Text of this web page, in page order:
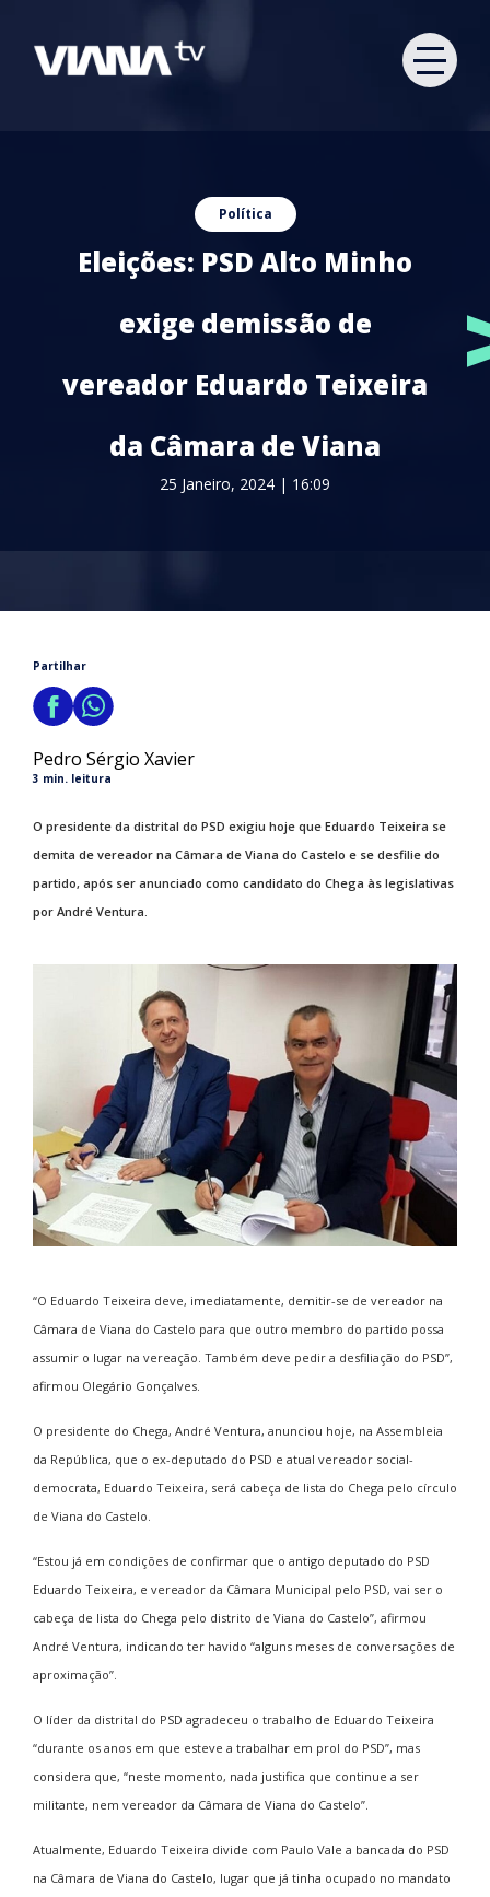
Política
Eleições: PSD Alto Minho
exige demissão de
vereador Eduardo Teixeira
da Câmara de Viana
25 Janeiro, 2024 | 16:09
Partilhar
Pedro Sérgio Xavier
3 min. leitura
O presidente da distrital do PSD exigiu hoje que Eduardo Teixeira se
demita de vereador na Câmara de Viana do Castelo e se desfilie do
partido, após ser anunciado como candidato do Chega às legislativas
por André Ventura.
“O Eduardo Teixeira deve, imediatamente, demitir-se de vereador na
Câmara de Viana do Castelo para que outro membro do partido possa
assumir o lugar na vereação. Também deve pedir a desfiliação do PSD”,
afirmou Olegário Gonçalves.
O presidente do Chega, André Ventura, anunciou hoje, na Assembleia
da República, que o ex-deputado do PSD e atual vereador social-
democrata, Eduardo Teixeira, será cabeça de lista do Chega pelo círculo
de Viana do Castelo.
“Estou já em condições de confirmar que o antigo deputado do PSD
Eduardo Teixeira, e vereador da Câmara Municipal pelo PSD, vai ser o
cabeça de lista do Chega pelo distrito de Viana do Castelo”, afirmou
André Ventura, indicando ter havido “alguns meses de conversações de
aproximação”.
O líder da distrital do PSD agradeceu o trabalho de Eduardo Teixeira
“durante os anos em que esteve a trabalhar em prol do PSD”, mas
considera que, “neste momento, nada justifica que continue a ser
militante, nem vereador da Câmara de Viana do Castelo”.
Atualmente, Eduardo Teixeira divide com Paulo Vale a bancada do PSD
na Câmara de Viana do Castelo, lugar que já tinha ocupado no mandato